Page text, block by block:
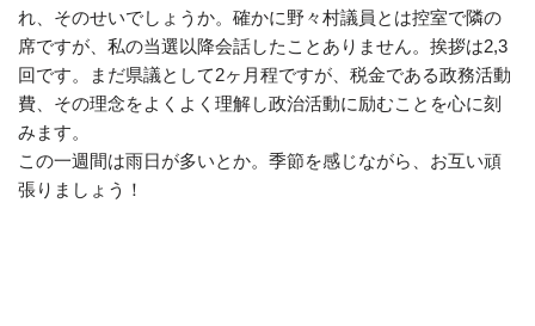
れ、そのせいでしょうか。確かに野々村議員とは控室で隣の
席ですが、私の当選以降会話したことありません。挨拶は2,3
回です。まだ県議として2ヶ月程ですが、税金である政務活動
費、その理念をよくよく理解し政治活動に励むことを心に刻
みます。
この一週間は雨日が多いとか。季節を感じながら、お互い頑
張りましょう！